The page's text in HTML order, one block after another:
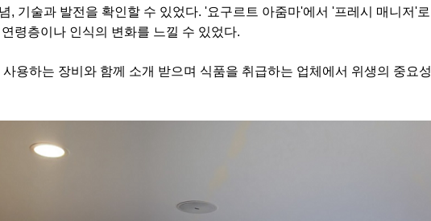
, 기술과 발전을 확인할 수 있었다. '요구르트 아줌마'에서 '프레시 매니저'로
령층이나 인식의 변화를 느낄 수 있었다.
용하는 장비와 함께 소개 받으며 식품을 취급하는 업체에서 위생의 중요성